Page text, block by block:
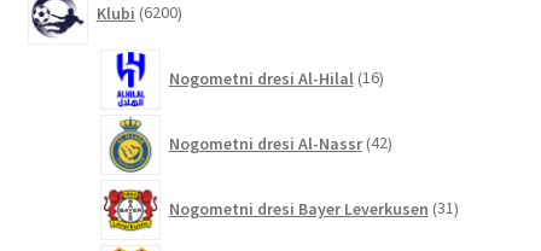
Klubi 6200izdelkov
Nogometni dresi Al-Hilal 16izdelkov
Nogometni dresi Al-Nassr 42izdelkov
Nogometni dresi Bayer Leverkusen 31izdelkov